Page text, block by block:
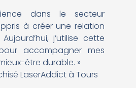
dans le secteur
à créer une relation
j’utilise cette
accompagner mes
être durable. »
LaserAddict à Tours